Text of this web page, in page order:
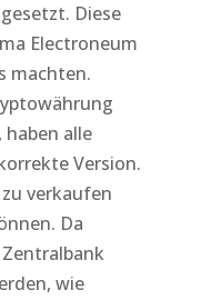
Diese
Electroneum
machten.
alle
Version.
verkaufen
Da
wie